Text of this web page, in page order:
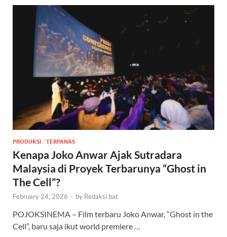
PRODUKSI / TERPANAS
Kenapa Joko Anwar Ajak Sutradara
Malaysia di Proyek Terbarunya “Ghost in
The Cell”?
February 24, 2026 - by Redaksi bat
POJOKSINEMA – Film terbaru Joko Anwar, “Ghost in the
Cell”, baru saja ikut world premiere …